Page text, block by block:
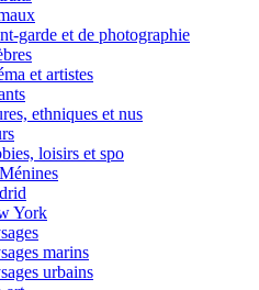
garde et de photographie
et artistes
ethniques et nus
loisirs et spo
York
marins
urbains